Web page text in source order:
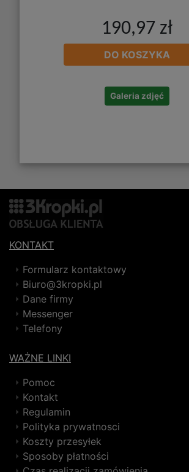
190,97 zł
DO KOSZYKA
Galeria zdjęć
KONTAKT
Formularz kontaktowy
Biuro@3kropki.pl
Dane firmy
Messenger
Telefony
WAŻNE LINKI
Pomoc
Kontakt
Regulamin
Polityka prywatnosci
Koszty przesyłek
Sposoby płatności